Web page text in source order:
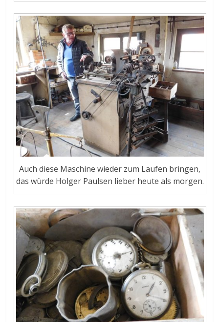
Auch diese Maschine wieder zum Laufen bringen,
das würde Holger Paulsen lieber heute als morgen.